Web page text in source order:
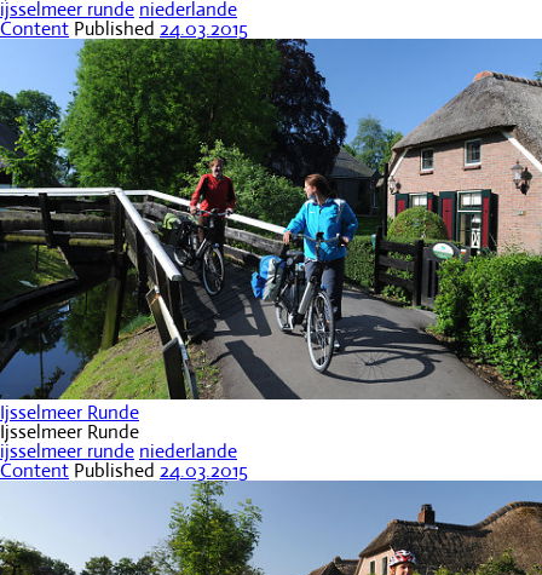
ijsselmeer runde niederlande
Content Published 24.03.2015
Ijsselmeer Runde
Ijsselmeer Runde
ijsselmeer runde niederlande
Content Published 24.03.2015